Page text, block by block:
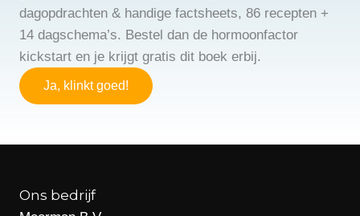
dagopdrachten & handige factsheets, 86 recepten +
14 dagschema’s. Bestel dan de hormoonfactor
kickstart en je krijgt gratis dit boek erbij.
Ja, klinkt goed!
Ons bedrijf